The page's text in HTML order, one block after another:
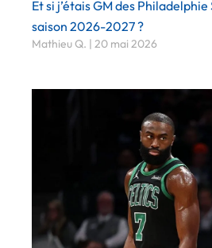
Et si j’étais GM des
saison 2026-2027 ?
Mathieu Q. 20 mai 2026